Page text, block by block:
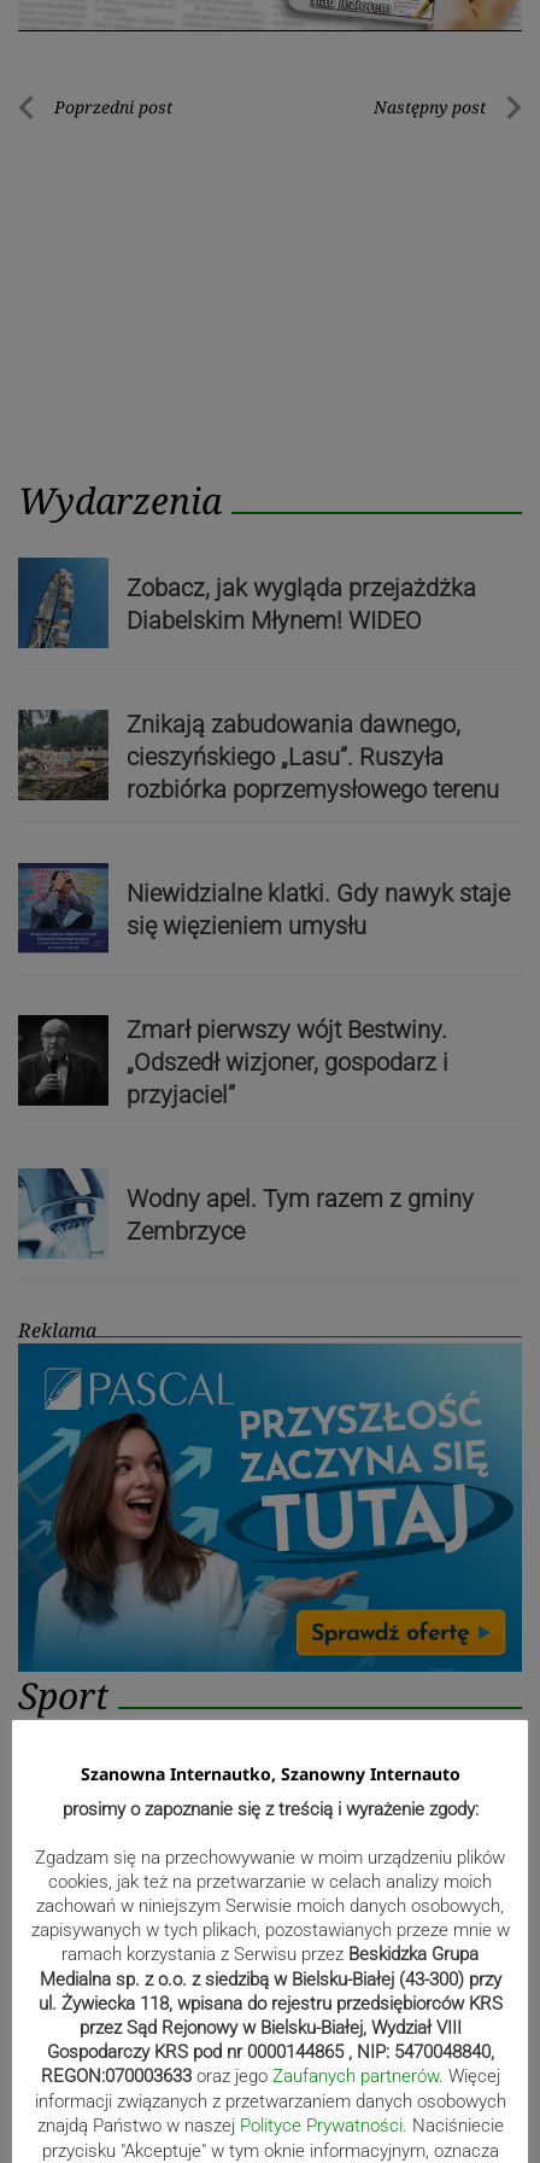
Nawigacja
Poprzedni post Następny post
Wydarzenia
Zobacz, jak wygląda przejażdżka
Diabelskim Młynem! WIDEO
Znikają zabudowania dawnego,
cieszyńskiego „Lasu”. Ruszyła
rozbiórka poprzemysłowego terenu
Niewidzialne klatki. Gdy nawyk staje
się więzieniem umysłu
Zmarł pierwszy wójt Bestwiny.
„Odszedł wizjoner, gospodarz i
przyjaciel”
Wodny apel. Tym razem z gminy
Zembrzyce
Reklama
Sport
Mistrzowie świata z MCK Żywiec!
ZDJĘCIA
Bracia Szejowie ruszają po kolejne
punkty. Liderzy mistrzostw
wystartują w Rajdzie Rzeszowskim
80-lecie Soły Kobiernice. Będzie się
działo! SZCZEGÓŁOWY PROGRAM
Szanowna Internautko, Szanowny Internauto
prosimy o zapoznanie się z treścią i wyrażenie zgody:
Zgadzam się na przechowywanie w moim urządzeniu plików
cookies, jak też na przetwarzanie w celach analizy moich
zachowań w niniejszym Serwisie moich danych osobowych,
zapisywanych w tych plikach, pozostawianych przeze mnie w
ramach korzystania z Serwisu przez Beskidzka Grupa
Medialna sp. z o.o. z siedzibą w Bielsku-Białej (43-300) przy
ul. Żywiecka 118, wpisana do rejestru przedsiębiorców KRS
przez Sąd Rejonowy w Bielsku-Białej, Wydział VIII
Gospodarczy KRS pod nr 0000144865 , NIP: 5470048840,
REGON:070003633 oraz jego Zaufanych partnerów. Więcej
informacji związanych z przetwarzaniem danych osobowych
znajdą Państwo w naszej Polityce Prywatności. Naciśniecie
przycisku "Akceptuje" w tym oknie informacyjnym, oznacza